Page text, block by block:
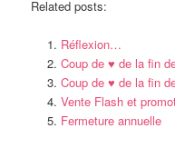
Related posts:
Réflexion…
Coup de ♥ de la fin
Coup de ♥ de la fin
Vente Flash et
Fermeture annuelle